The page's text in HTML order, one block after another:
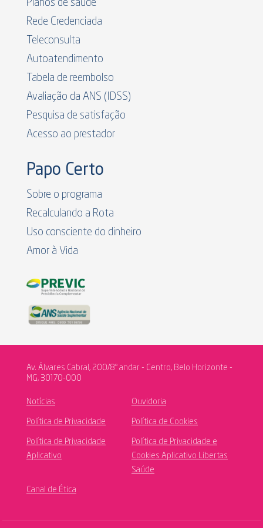
Planos de saúde
Rede Credenciada
Teleconsulta
Autoatendimento
Tabela de reembolso
Avaliação da ANS (IDSS)
Pesquisa de satisfação
Acesso ao prestador
Papo Certo
Sobre o programa
Recalculando a Rota
Uso consciente do dinheiro
Amor à Vida
Av. Álvares Cabral, 200/8º andar - Centro, Belo Horizonte -
MG, 30170-000
Notícias Ouvidoria
Política de Privacidade Política de Cookies
Política de Privacidade
Aplicativo
Política de Privacidade e
Cookies Aplicativo Libertas
Saúde
Canal de Ética